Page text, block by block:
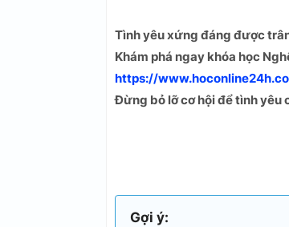
Tình yêu xứng đáng được
Khám phá ngay khóa học
https://
Đừng bỏ lỡ cơ hội để tình yêu
Gợi ý: